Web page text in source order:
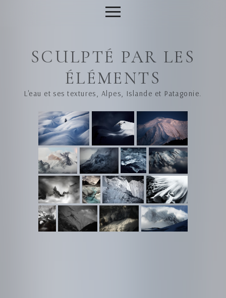
SCULPTÉ PAR LES
ÉLÉMENTS
L'eau et ses textures, Alpes, Islande et Patagonie.